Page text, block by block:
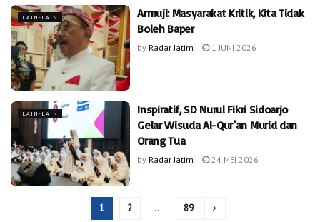
LAIN-LAIN
Armuji: Masyarakat Kritik, Kita Tidak
Boleh Baper
by Radar Jatim 1 JUNI 2026
LAIN-LAIN
Inspiratif, SD Nurul Fikri Sidoarjo
Gelar Wisuda Al-Qur’an Murid dan
Orang Tua
by Radar Jatim 24 MEI 2026
1 2 … 89